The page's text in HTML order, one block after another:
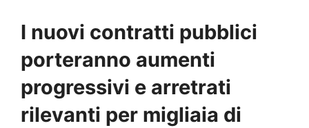
I nuovi contratti pubblici
porteranno aumenti
progressivi e arretrati
rilevanti per migliaia di